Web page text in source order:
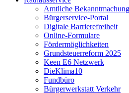
Amtliche
Bürgerservice-Portal
Digitale Barrierefreiheit
Online-Formulare
Fördermöglichkeiten
Grundsteuerreform 2025
Keen E6 Netzwerk
DieKlima10
Fundbüro
Bürgerwerkstatt Verkehr